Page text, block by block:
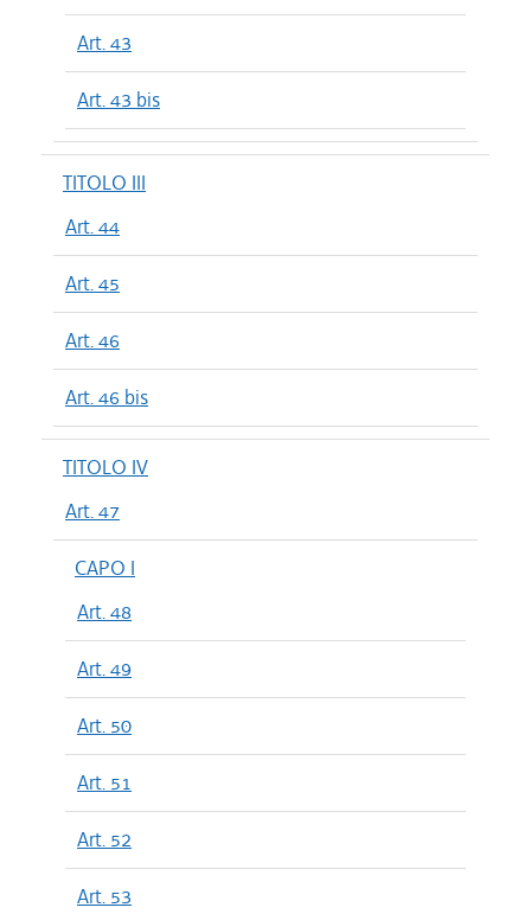
Art. 43
Art. 43 bis
TITOLO III
Art. 44
Art. 45
Art. 46
Art. 46 bis
TITOLO IV
Art. 47
CAPO I
Art. 48
Art. 49
Art. 50
Art. 51
Art. 52
Art. 53